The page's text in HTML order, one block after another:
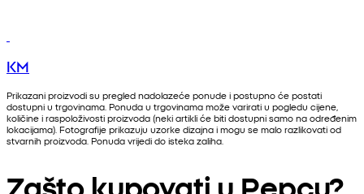
KM
Prikazani proizvodi su pregled nadolazeće ponude i postupno će postati
dostupni u trgovinama. Ponuda u trgovinama može varirati u pogledu cijene,
količine i raspoloživosti proizvoda (neki artikli će biti dostupni samo na određenim
lokacijama). Fotografije prikazuju uzorke dizajna i mogu se malo razlikovati od
stvarnih proizvoda. Ponuda vrijedi do isteka zaliha.